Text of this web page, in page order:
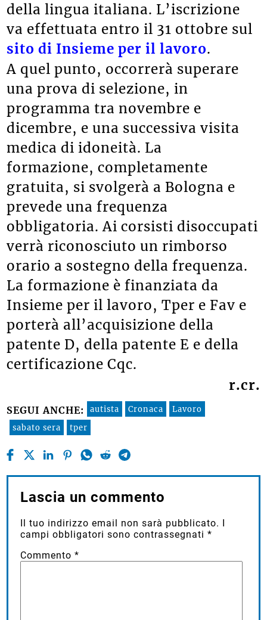
della lingua italiana. L’iscrizione
va effettuata entro il 31 ottobre sul
sito di Insieme per il lavoro.
A quel punto, occorrerà superare
una prova di selezione, in
programma tra novembre e
dicembre, e una successiva visita
medica di idoneità. La
formazione, completamente
gratuita, si svolgerà a Bologna e
prevede una frequenza
obbligatoria. Ai corsisti disoccupati
verrà riconosciuto un rimborso
orario a sostegno della frequenza.
La formazione è finanziata da
Insieme per il lavoro, Tper e Fav e
porterà all’acquisizione della
patente D, della patente E e della
certificazione Cqc.
r.cr.
SEGUI ANCHE: autista Cronaca
Lavoro
sabato sera
tper
Lascia un commento
Il tuo indirizzo email non sarà pubblicato. I
campi obbligatori sono contrassegnati*
Commento*